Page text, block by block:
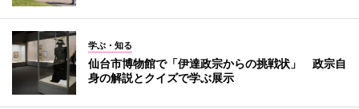
学ぶ・知る
仙台市博物館で「伊達政宗からの挑戦状」 政宗自
身の解説とクイズで学ぶ展示